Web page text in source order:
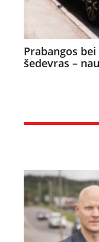
Prabangos
šedevras –